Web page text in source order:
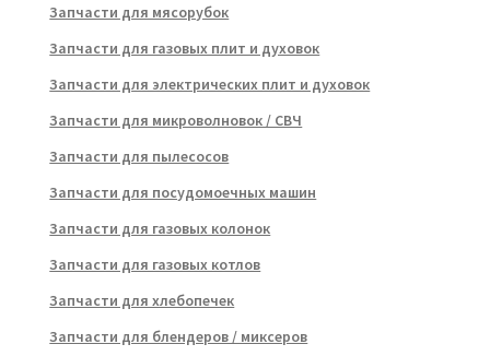
Запчасти для мясорубок
Запчасти для газовых плит и духовок
Запчасти для электрических плит и духовок
Запчасти для микроволновок / СВЧ
Запчасти для пылесосов
Запчасти для посудомоечных машин
Запчасти для газовых колонок
Запчасти для газовых котлов
Запчасти для хлебопечек
Запчасти для блендеров / миксеров